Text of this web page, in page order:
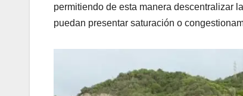
permitiendo de esta manera descentralizar
puedan presentar saturación o